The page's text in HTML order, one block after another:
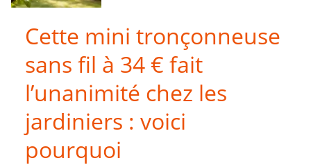
Cette mini tronçonneuse
sans fil à 34 € fait
l’unanimité chez les
jardiniers : voici
pourquoi